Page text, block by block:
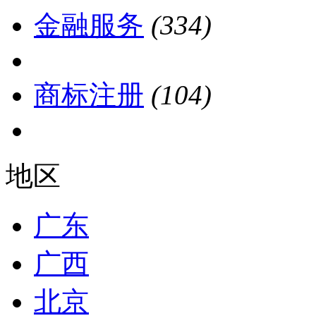
金融服务 (334)
商标注册 (104)
地区
广东
广西
北京